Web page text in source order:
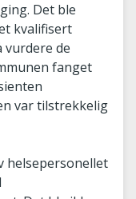
Det ble
kvalifisert
vurdere de
fanget
var tilstrekkelig
helsepersonellet